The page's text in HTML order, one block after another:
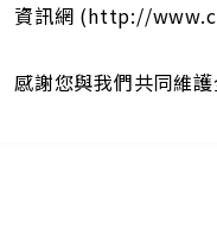
資訊網 (http://
感謝您與我們共同維